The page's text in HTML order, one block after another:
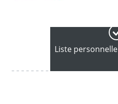
Liste personnelle